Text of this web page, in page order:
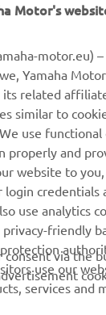
për modelin R9.
kapitulli të ri,
njëjtë, pasi ai
Nga teknologjia
MotoGP, R9
më të lartë.
MËSONI MË
Motor's
motor.eu) –
Yamaha
related
similar to
use
properly and
website to you,
credentials
use analytics
privacy-friendly
use our
services and
consent via the